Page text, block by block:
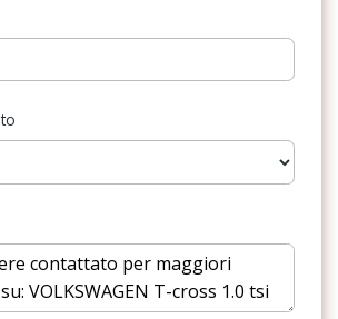
luce di marcia
2 ingressi usb-c di ricarica posteriori
belmont 6 j x 16 con pneumatici 205/60
al rotolamento)
chesterfield 6,5 j x 17 con pneumatici
al rotolamento